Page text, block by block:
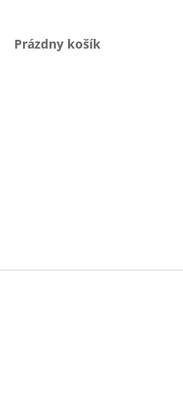
NÁKUPNÝ
KOŠÍK
Prázdny košík